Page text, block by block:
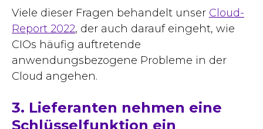
Viele dieser Fragen behandelt unser Cloud-
Report 2022, der auch darauf eingeht, wie
CIOs häufig auftretende
anwendungsbezogene Probleme in der
Cloud angehen.
3. Lieferanten nehmen eine
Schlüsselfunktion ein